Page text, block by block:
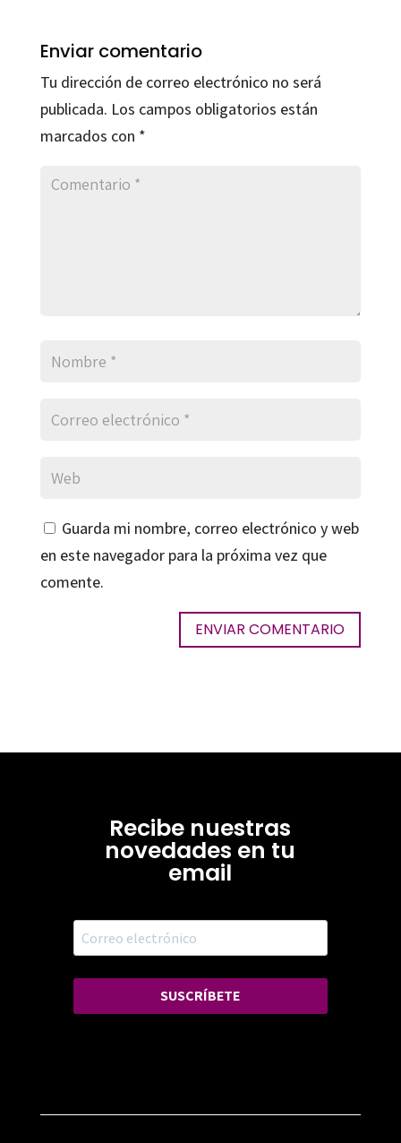
Enviar comentario
Tu dirección de correo electrónico no será
publicada. Los campos obligatorios están
marcados con *
Guarda mi nombre, correo electrónico y web
en este navegador para la próxima vez que
comente.
Recibe nuestras
novedades en tu
email
SUSCRÍBETE